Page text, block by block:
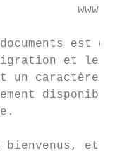
est de
et le
un caractère
bienvenus, et